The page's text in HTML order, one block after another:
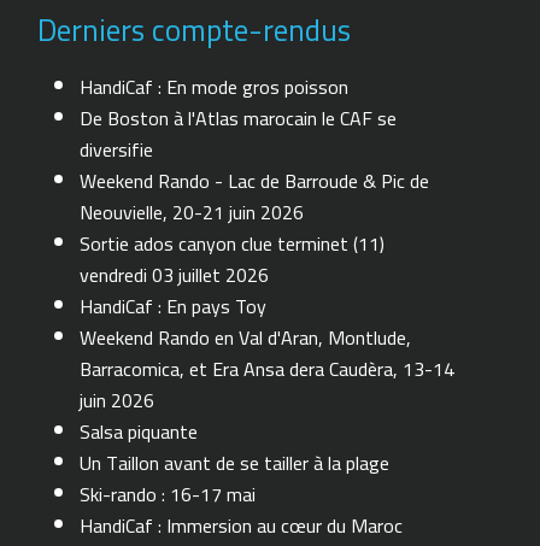
Derniers compte-rendus
HandiCaf : En mode gros poisson
De Boston à l'Atlas marocain le CAF se
diversifie
Weekend Rando - Lac de Barroude & Pic de
Neouvielle, 20-21 juin 2026
Sortie ados canyon clue terminet (11)
vendredi 03 juillet 2026
HandiCaf : En pays Toy
Weekend Rando en Val d'Aran, Montlude,
Barracomica, et Era Ansa dera Caudèra, 13-14
juin 2026
Salsa piquante
Un Taillon avant de se tailler à la plage
Ski-rando : 16-17 mai
HandiCaf : Immersion au cœur du Maroc